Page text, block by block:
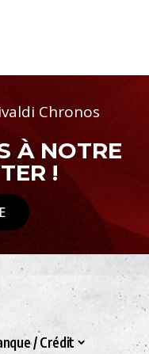
Chronos
À NOTRE
!
/ Crédit